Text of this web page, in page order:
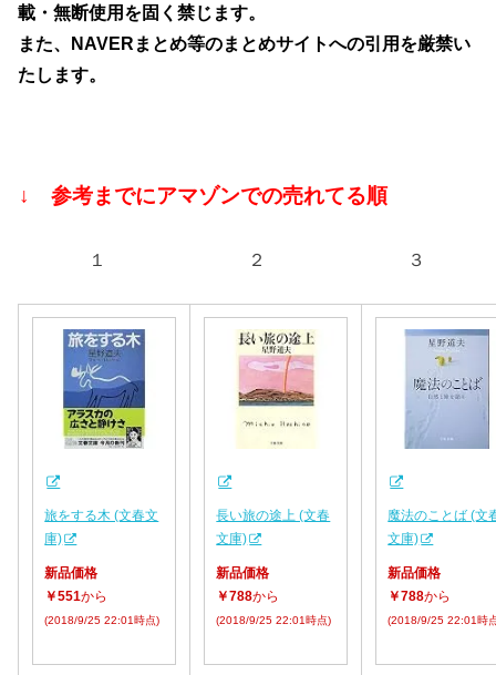
載・無断使用を固く禁じます。
また、NAVERまとめ等のまとめサイトへの引用を厳禁い
たします。
↓ 参考までにアマゾンでの売れてる順
１ ２ ３
旅をする木 (文春文
庫)
新品価格
￥551から
(2018/9/25 22:01時点)
長い旅の途上 (文春
文庫)
新品価格
￥788から
(2018/9/25 22:01時点)
魔法のことば (文
文庫)
新品価格
￥788から
(2018/9/25 22:01時